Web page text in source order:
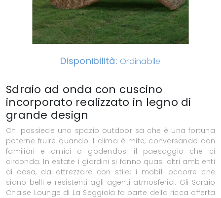
Disponibilità: Ordinabile
Sdraio ad onda con cuscino
incorporato realizzato in legno di
grande design
Chi possiede uno spazio outdoor sa che è una fortuna
poterne fruire quando il clima è mite, conversando con
familiari e amici o godendosi il paesaggio che ci
circonda. In estate i giardini si fanno quasi altri ambienti
di casa, da attrezzare con stile: i mobili occorre che
siano belli e resistenti agli agenti atmosferici. Gli Sdraio
Chaise Lounge di La Seggiola fa parte della ricca offerta